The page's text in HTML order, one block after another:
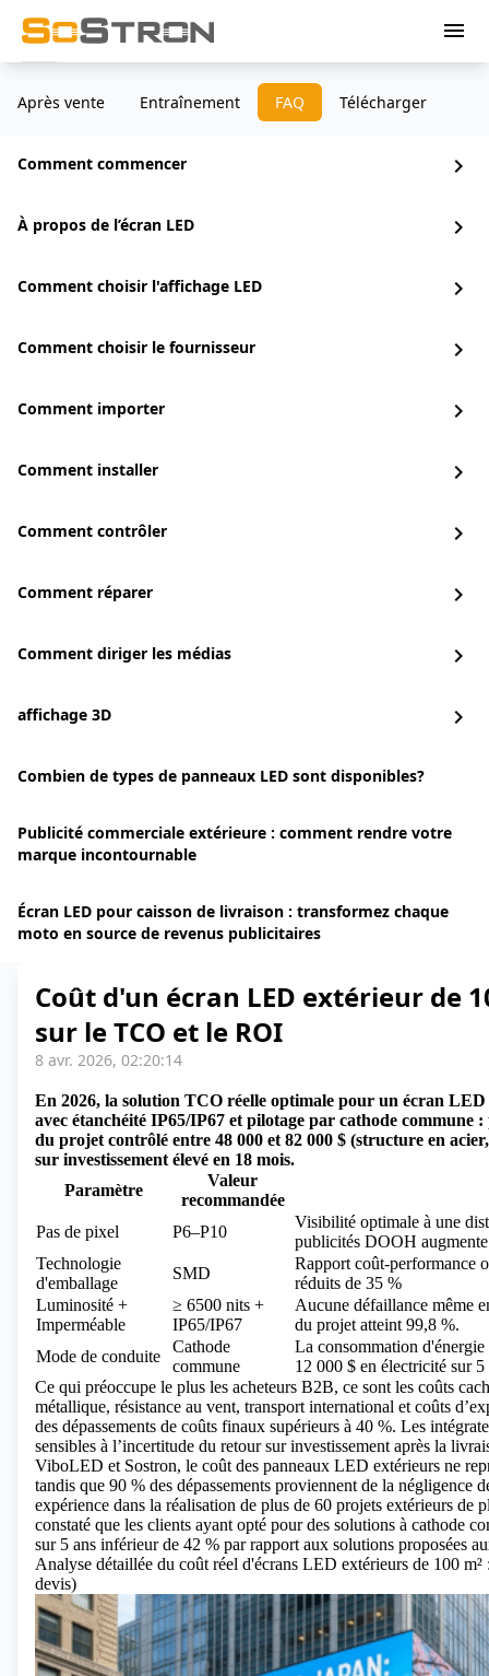
menu
Après vente Entraînement FAQ Télécharger
Comment commencer chevron_right
À propos de l’écran LED chevron_right
Comment choisir l'affichage LED chevron_right
Comment choisir le fournisseur chevron_right
Comment importer chevron_right
Comment installer chevron_right
Comment contrôler chevron_right
Comment réparer chevron_right
Comment diriger les médias chevron_right
affichage 3D chevron_right
Combien de types de panneaux LED sont disponibles?
Publicité commerciale extérieure : comment rendre votre
marque incontournable
Écran LED pour caisson de livraison : transformez chaque
moto en source de revenus publicitaires
Coût d'un écran LED extérieur de
sur le TCO et le ROI
8 avr. 2026, 02:20:14
En 2026, la solution TCO réelle optimale pour un écran
avec étanchéité IP65/IP67 et pilotage par cathode commune
du projet contrôlé entre 48 000 et 82 000 $ (structure en
sur investissement élevé en 18 mois.
Paramètre
Valeur
recommandée
Pas de pixel
P6–P10
Visibilité optimale à une
publicités DOOH
Technologie
d'emballage
SMD
Rapport coût-performance
réduits de 35 %
Luminosité +
Imperméable
≥ 6500 nits +
IP65/IP67
Aucune défaillance même
du projet atteint 99,8 %.
Mode de conduite
Cathode
commune
La consommation d'énergie
12 000 $ en électricité sur 5
Ce qui préoccupe le plus les acheteurs B2B, ce sont les coûts
métallique, résistance au vent, transport international et coûts
des dépassements de coûts finaux supérieurs à 40 %. Les
sensibles à l’incertitude du retour sur investissement après la
ViboLED et Sostron, le coût des panneaux LED extérieurs ne
tandis que 90 % des dépassements proviennent de la négligence
expérience dans la réalisation de plus de 60 projets extérieurs de
constaté que les clients ayant opté pour des solutions à cathode
sur 5 ans inférieur de 42 % par rapport aux solutions proposées
Analyse détaillée du coût réel d'écrans LED extérieurs de 100
devis)